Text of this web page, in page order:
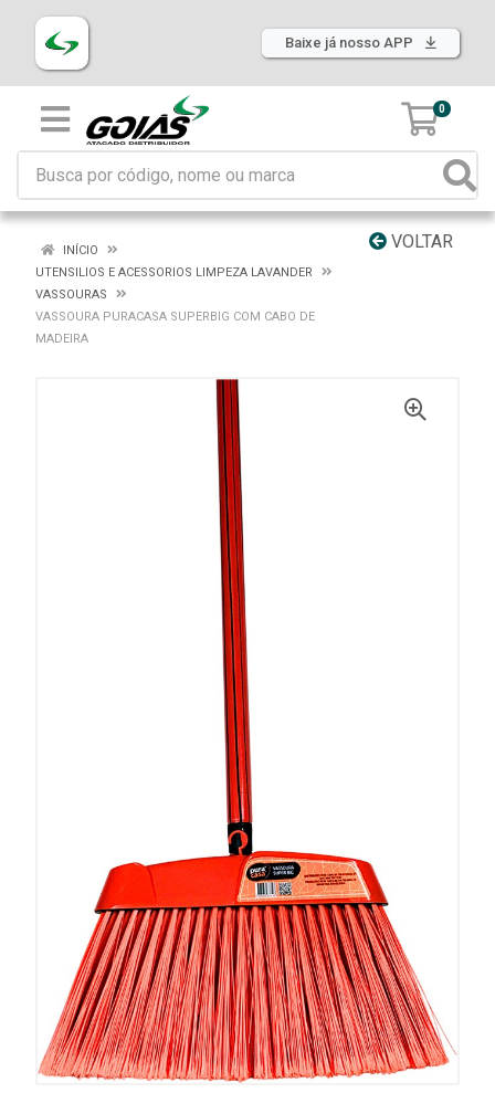
Baixe já nosso APP
0
VOLTAR
INÍCIO
UTENSILIOS E ACESSORIOS LIMPEZA LAVANDER
VASSOURAS
VASSOURA PURACASA SUPERBIG COM CABO DE
MADEIRA